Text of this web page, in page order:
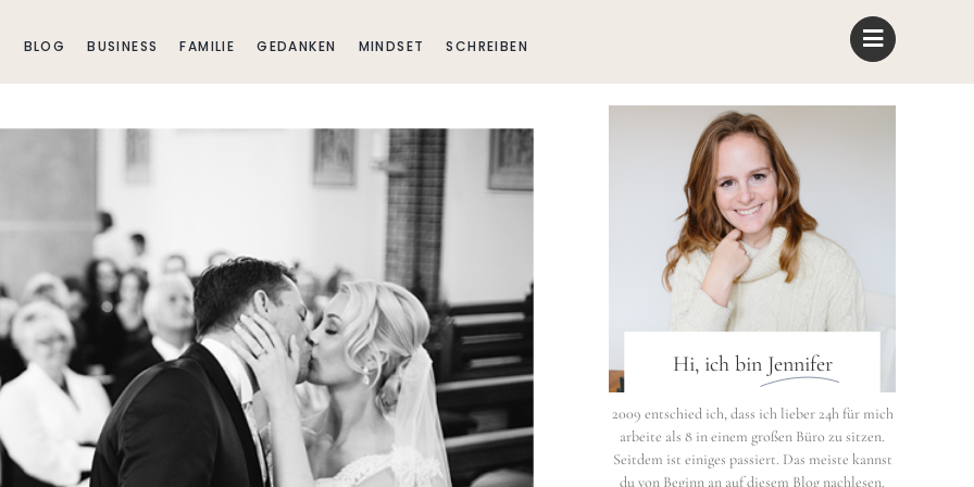
BLOG BUSINESS FAMILIE GEDANKEN MINDSET SCHREIBEN
Hi, ich bin Jennifer
2009 entschied ich, dass ich lieber 24h für mich
arbeite als 8 in einem großen Büro zu sitzen.
Seitdem ist einiges passiert. Das meiste kannst
du von Beginn an auf diesem Blog nachlesen.